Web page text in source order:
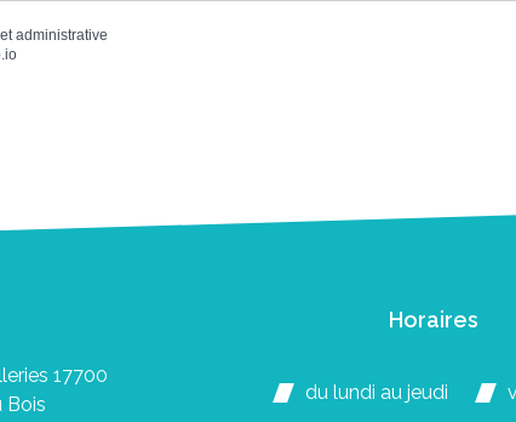
administrative
17700
Bois
Horaires
du lundi au jeudi